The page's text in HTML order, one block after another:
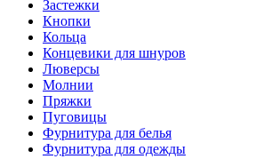
Застежки
Кнопки
Кольца
Концевики для шнуров
Люверсы
Молнии
Пряжки
Пуговицы
Фурнитура для белья
Фурнитура для одежды